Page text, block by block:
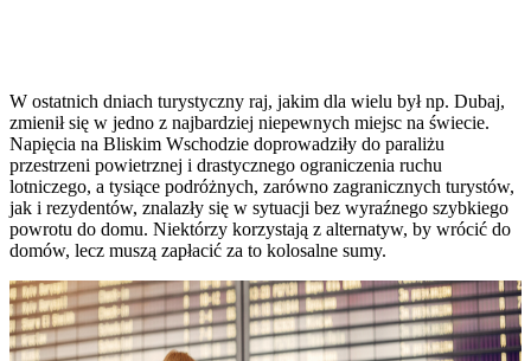
W ostatnich dniach turystyczny raj, jakim dla wielu był np. Dubaj,
zmienił się w jedno z najbardziej niepewnych miejsc na świecie.
Napięcia na Bliskim Wschodzie doprowadziły do paraliżu
przestrzeni powietrznej i drastycznego ograniczenia ruchu
lotniczego, a tysiące podróżnych, zarówno zagranicznych turystów,
jak i rezydentów, znalazły się w sytuacji bez wyraźnego szybkiego
powrotu do domu. Niektórzy korzystają z alternatyw, by wrócić do
domów, lecz muszą zapłacić za to kolosalne sumy.